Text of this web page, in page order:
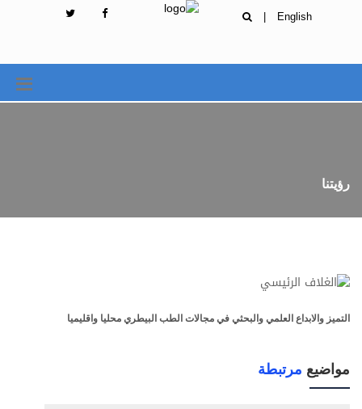
English
|
رؤيتنا
التميز والابداع العلمي والبحثي في مجالات الطب البيطري محليا واقليميا
مواضيع مرتبطة